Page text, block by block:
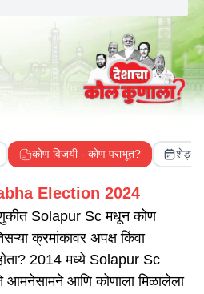
कोण विजयी - कोण पराभूत?
Election 2024
Solapur Sc मधून कोण
क्रमांकावर अपक्ष किंवा
2014 मध्ये Solapur Sc
आमनेसामने आणि कोणाला मिळालेला